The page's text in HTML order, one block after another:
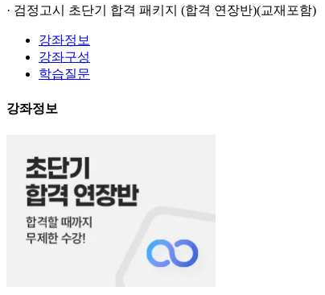
· 검정고시 초단기 합격 패키지 (합격 연장반)(교재포함)
강좌정보
강좌구성
학습질문
강좌정보